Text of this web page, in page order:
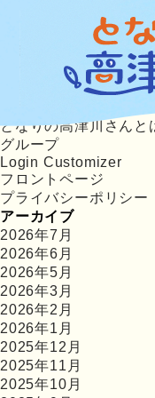
あつまれ！高津川さ
協賛企業・個人様「
となりの高津川さんと
グループ
Login Customizer
フロントページ
プライバシーポリシー
アーカイブ
2026年7月
2026年6月
2026年5月
2026年3月
2026年2月
2026年1月
2025年12月
2025年11月
2025年10月